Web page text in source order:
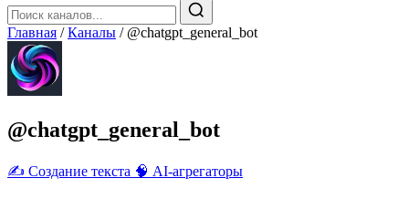
Главная / Каналы / @chatgpt_general_bot
@chatgpt_general_bot
✍️ Создание текста 🧠 AI-агрегаторы